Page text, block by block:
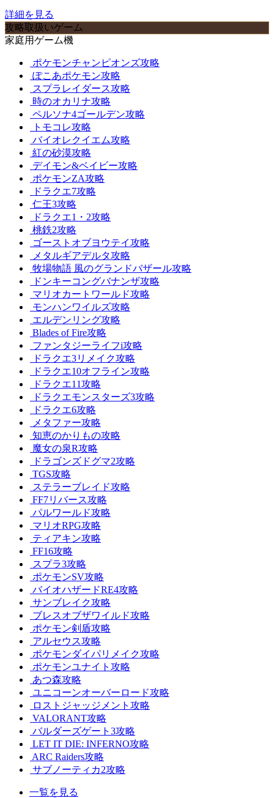
詳細を見る
攻略取扱いゲーム
家庭用ゲーム機
ポケモンチャンピオンズ攻略
ぽこあポケモン攻略
スプラレイダース攻略
時のオカリナ攻略
ペルソナ4ゴールデン攻略
トモコレ攻略
バイオレクイエム攻略
紅の砂漠攻略
デイモン&ベイビー攻略
ポケモンZA攻略
ドラクエ7攻略
仁王3攻略
ドラクエ1・2攻略
桃鉄2攻略
ゴーストオブヨウテイ攻略
メタルギアデルタ攻略
牧場物語 風のグランドバザール攻略
ドンキーコングバナンザ攻略
マリオカートワールド攻略
モンハンワイルズ攻略
エルデンリング攻略
Blades of Fire攻略
ファンタジーライフi攻略
ドラクエ3リメイク攻略
ドラクエ10オフライン攻略
ドラクエ11攻略
ドラクエモンスターズ3攻略
ドラクエ6攻略
メタファー攻略
知恵のかりもの攻略
魔女の泉R攻略
ドラゴンズドグマ2攻略
TGS攻略
ステラーブレイド攻略
FF7リバース攻略
パルワールド攻略
マリオRPG攻略
ティアキン攻略
FF16攻略
スプラ3攻略
ポケモンSV攻略
バイオハザードRE4攻略
サンブレイク攻略
ブレスオブザワイルド攻略
ポケモン剣盾攻略
アルセウス攻略
ポケモンダイパリメイク攻略
ポケモンユナイト攻略
あつ森攻略
ユニコーンオーバーロード攻略
ロストジャッジメント攻略
VALORANT攻略
バルダーズゲート3攻略
LET IT DIE: INFERNO攻略
ARC Raiders攻略
サブノーティカ2攻略
一覧を見る